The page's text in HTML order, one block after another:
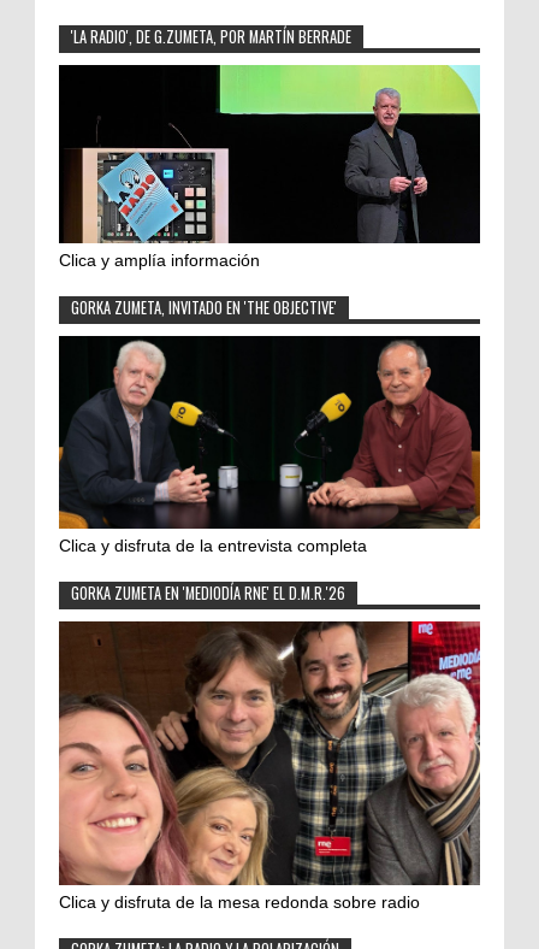
'LA RADIO', DE G.ZUMETA, POR MARTÍN BERRADE
Clica y amplía información
GORKA ZUMETA, INVITADO EN 'THE OBJECTIVE'
Clica y disfruta de la entrevista completa
GORKA ZUMETA EN 'MEDIODÍA RNE' EL D.M.R.'26
Clica y disfruta de la mesa redonda sobre radio